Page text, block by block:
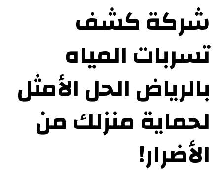
شركة كشف
تسربات المياه
بالرياض الحل الأمثل
لحماية منزلك من
الأضرار!